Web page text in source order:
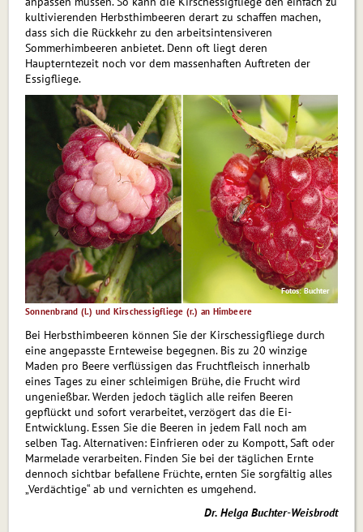
kultivierenden Herbsthimbeeren derart zu schaffen machen,
dass sich die Rückkehr zu den arbeitsintensiveren
Sommerhimbeeren anbietet. Denn oft liegt deren
Haupterntezeit noch vor dem massenhaften Auftreten der
Essigfliege.
Fotos: Buchter
Sonnenbrand (l.) und Kirschessigfliege (r.) an Himbeere
Bei Herbsthimbeeren können Sie der Kirschessigfliege durch
eine angepasste Ernteweise begegnen. Bis zu 20 winzige
Maden pro Beere verflüssigen das Fruchtfleisch innerhalb
eines Tages zu einer schleimigen Brühe, die Frucht wird
ungenießbar. Werden jedoch täglich alle reifen Beeren
gepflückt und sofort verarbeitet, verzögert das die Ei-
Entwicklung. Essen Sie die Beeren in jedem Fall noch am
selben Tag. Alternativen: Einfrieren oder zu Kompott, Saft oder
Marmelade verarbeiten. Finden Sie bei der täglichen Ernte
dennoch sichtbar befallene Früchte, ernten Sie sorgfältig alles
„Verdächtige“ ab und vernichten es umgehend.
Dr. Helga Buchter-Weisbrodt